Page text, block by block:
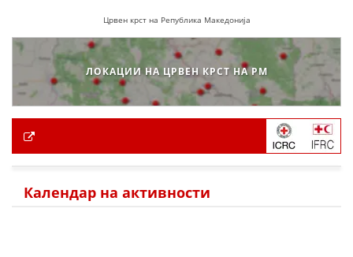
Црвен крст на Република Македонија
ЛОКАЦИИ НА ЦРВЕН КРСТ НА РМ
Календар на активности